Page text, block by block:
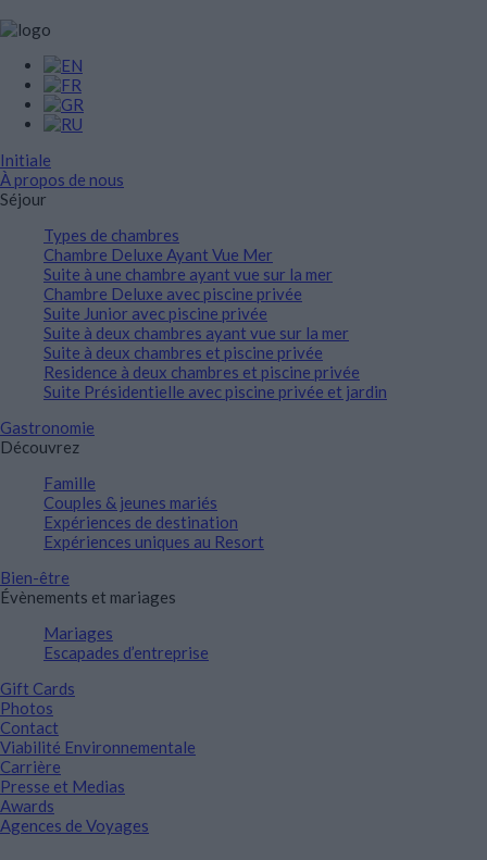
Initiale
À propos de nous
Séjour
Types de chambres
Chambre Deluxe Ayant Vue Mer
Suite à une chambre ayant vue sur la mer
Chambre Deluxe avec piscine privée
Suite Junior avec piscine privée
Suite à deux chambres ayant vue sur la mer
Suite à deux chambres et piscine privée
Residence à deux chambres et piscine privée
Suite Présidentielle avec piscine privée et jardin
Gastronomie
Découvrez
Famille
Couples & jeunes mariés
Expériences de destination
Expériences uniques au Resort
Bien-être
Évènements et mariages
Mariages
Escapades d’entreprise
Gift Cards
Photos
Contact
Viabilité Environnementale
Carrière
Presse et Medias
Awards
Agences de Voyages